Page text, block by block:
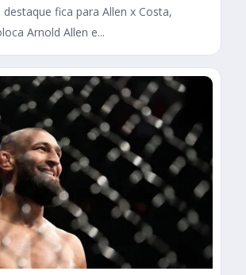
fica para Allen x Costa,
Arnold Allen e...